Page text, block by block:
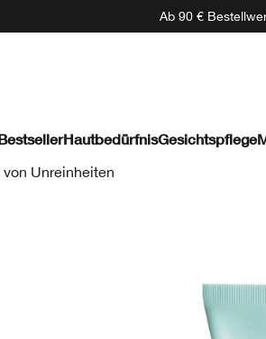
Ab 90 €
HautbedürfnisGesichtspflege
Unreinheiten